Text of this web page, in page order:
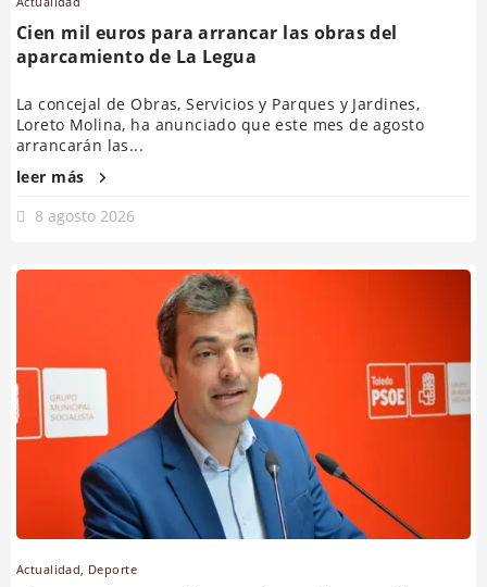
Cien mil euros para arrancar las obras del
aparcamiento de La Legua
La concejal de Obras, Servicios y Parques y Jardines,
Loreto Molina, ha anunciado que este mes de agosto
arrancarán las...
leer más
8 agosto 2026
Actualidad, Deporte